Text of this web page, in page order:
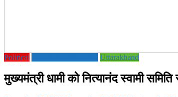
Political Uttarakhand
मुख्यमंत्री धामी को नित्यानंद स्वामी